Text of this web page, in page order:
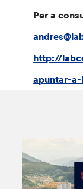
Per a
http://
apuntar-